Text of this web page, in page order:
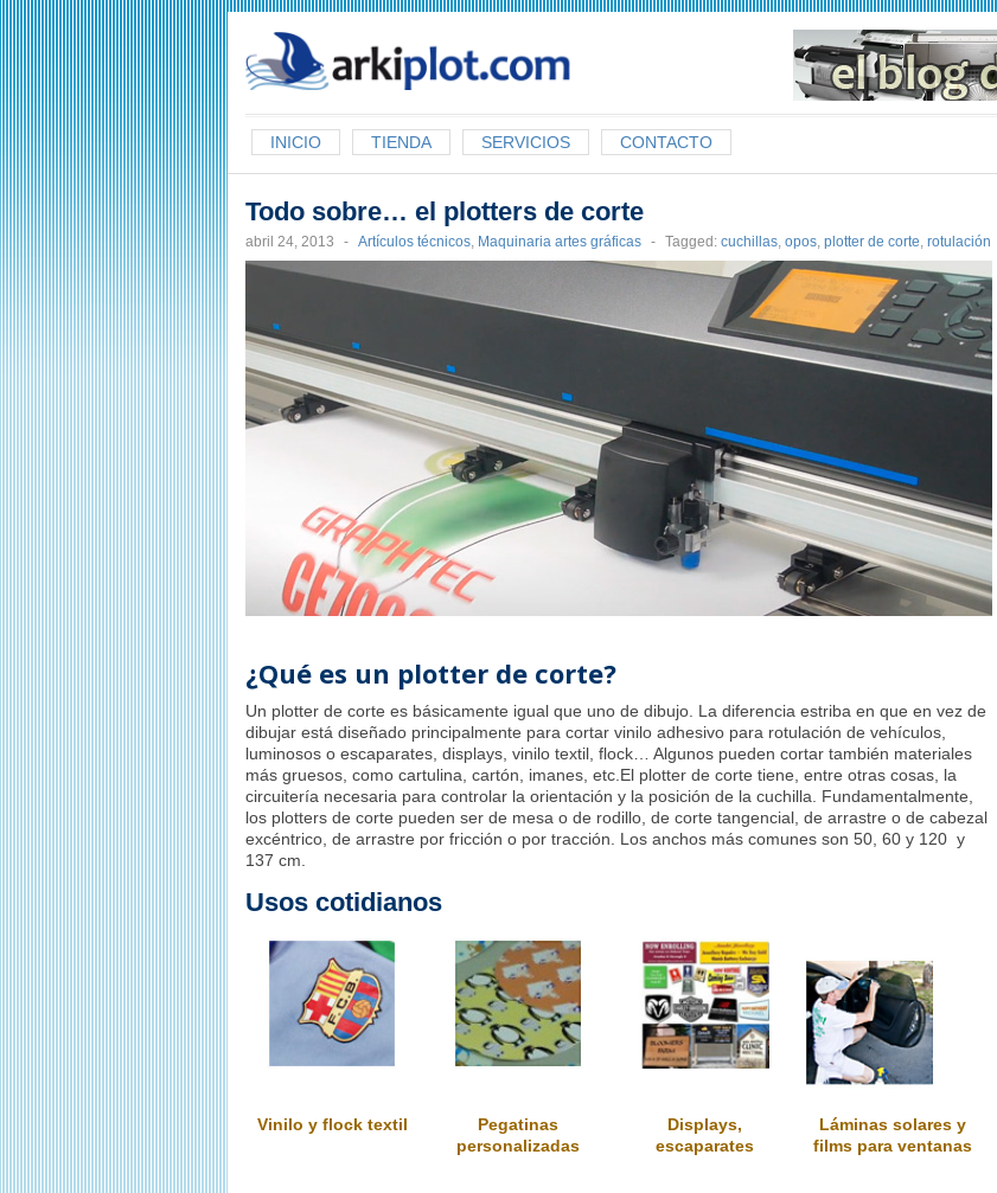
INICIO TIENDA SERVICIOS CONTACTO
Todo sobre… el plotters de corte
abril 24, 2013 - Artículos técnicos, Maquinaria artes gráficas - Tagged: cuchillas, opos, plotter de corte, rotulación
¿Qué es un plotter de corte?
Un plotter de corte es básicamente igual que uno de dibujo. La diferencia estriba en que en vez de
dibujar está diseñado principalmente para cortar vinilo adhesivo para rotulación de vehículos,
luminosos o escaparates, displays, vinilo textil, flock… Algunos pueden cortar también materiales
más gruesos, como cartulina, cartón, imanes, etc.El plotter de corte tiene, entre otras cosas, la
circuitería necesaria para controlar la orientación y la posición de la cuchilla. Fundamentalmente,
los plotters de corte pueden ser de mesa o de rodillo, de corte tangencial, de arrastre o de cabezal
excéntrico, de arrastre por fricción o por tracción. Los anchos más comunes son 50, 60 y 120 y
137 cm.
Usos cotidianos
Vinilo y flock textil
Pegatinas
personalizadas
Displays,
escaparates
Láminas solares y
films para ventanas